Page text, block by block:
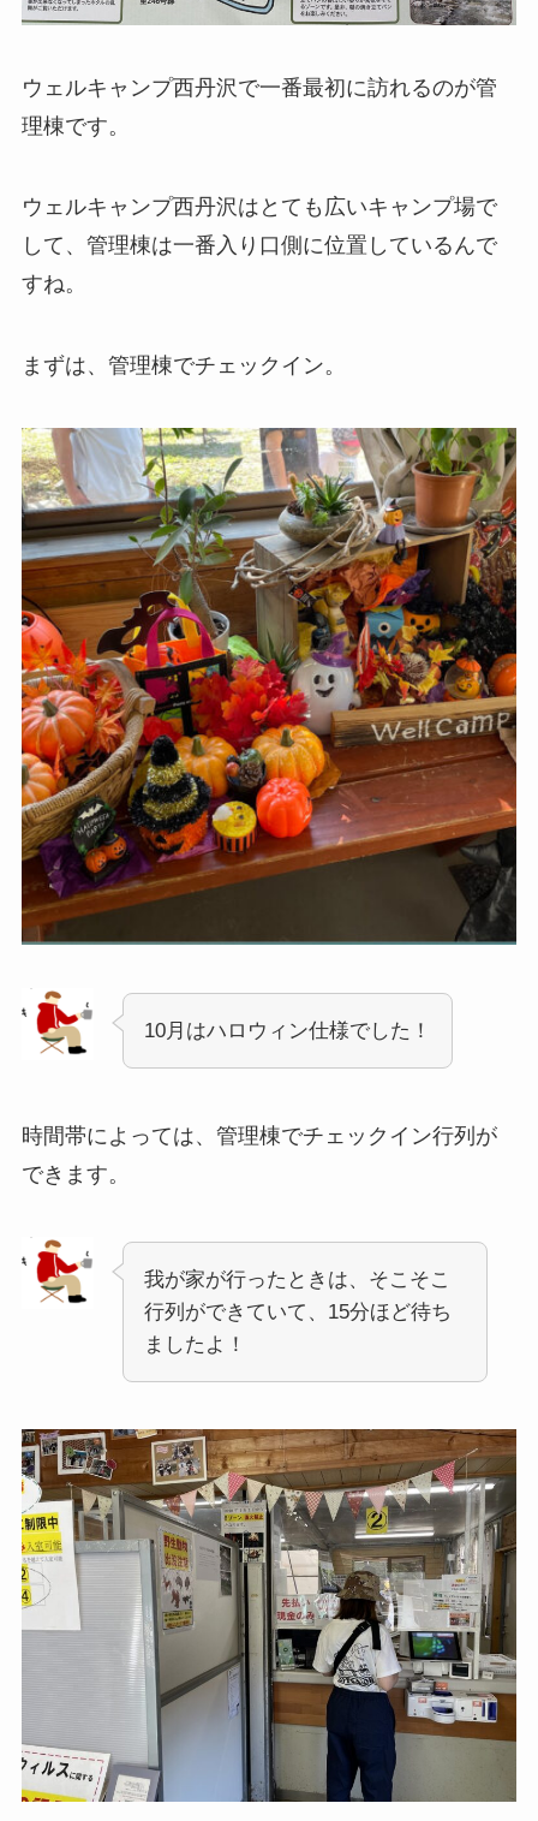
ウェルキャンプ西丹沢で一番最初に訪れるのが管
理棟です。
ウェルキャンプ西丹沢はとても広いキャンプ場で
して、管理棟は一番入り口側に位置しているんで
すね。
まずは、管理棟でチェックイン。
10月はハロウィン仕様でした！
時間帯によっては、管理棟でチェックイン行列が
できます。
我が家が行ったときは、そこそこ
行列ができていて、15分ほど待ち
ましたよ！